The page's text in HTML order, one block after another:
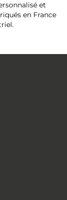
et
en France